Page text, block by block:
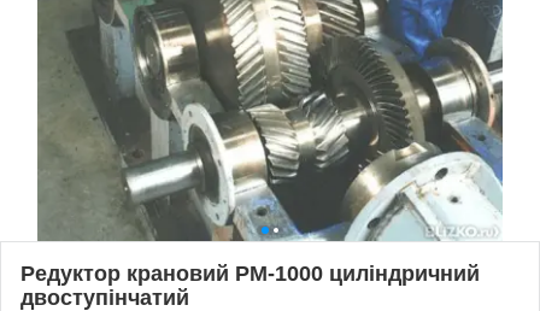
Редуктор крановий РМ-1000 циліндричний
двоступінчатий